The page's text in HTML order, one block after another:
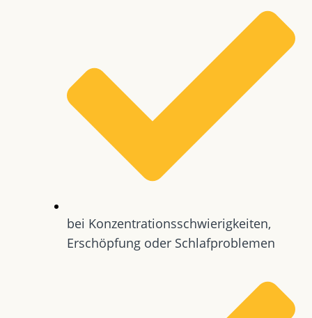
bei Konzentrationsschwierigkeiten,
Erschöpfung oder Schlafproblemen